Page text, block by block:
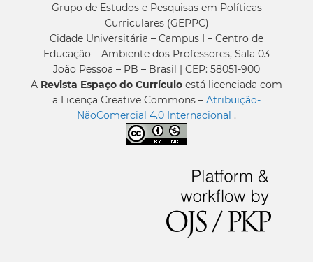
Grupo de Estudos e Pesquisas em Políticas
Curriculares (GEPPC)
Cidade Universitária – Campus I – Centro de
Educação – Ambiente dos Professores, Sala 03
João Pessoa – PB – Brasil | CEP: 58051-900
A Revista Espaço do Currículo está licenciada com
a Licença Creative Commons – Atribuição-
NãoComercial 4.0 Internacional .